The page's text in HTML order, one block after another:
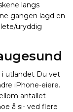
langs
gangen lagd en
uryddig
i utlandet Du vet
iPhone-eiere.
antallet
å si- ved flere